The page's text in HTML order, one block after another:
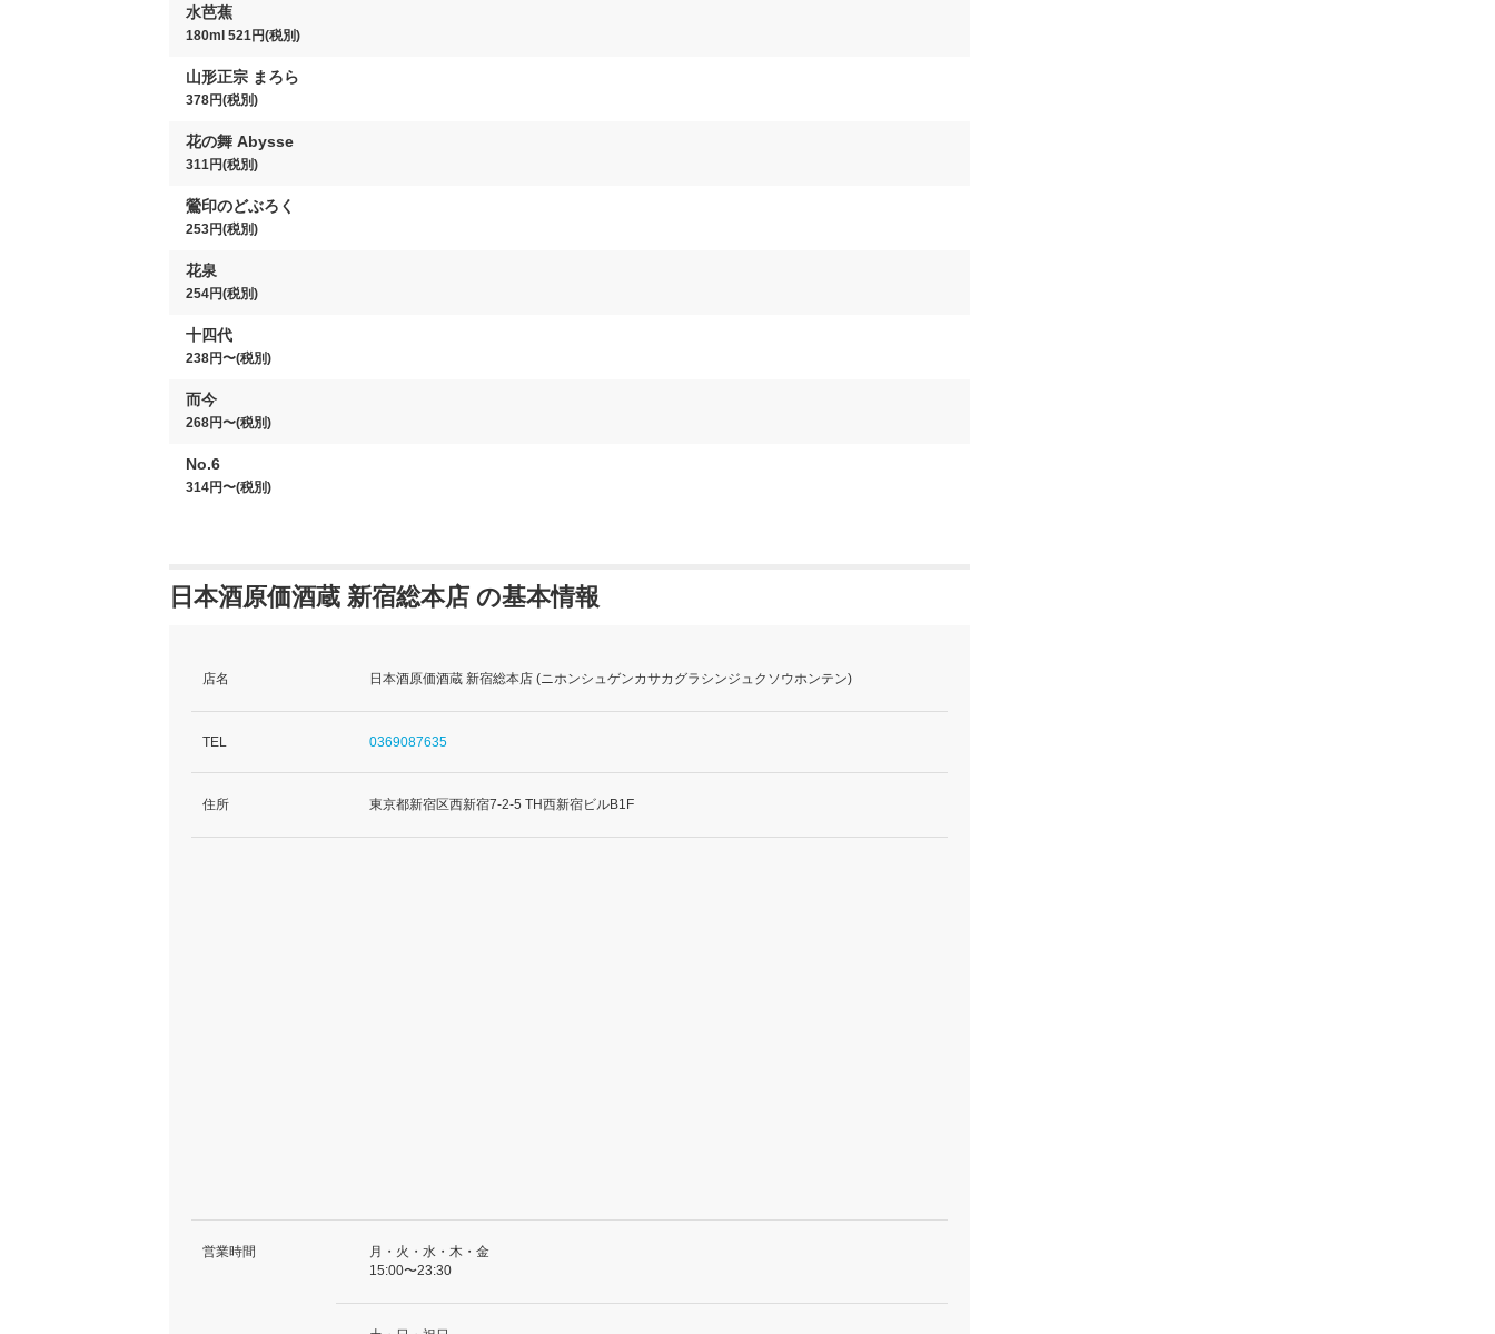
水芭蕉
180ml 521円(税別)
山形正宗 まろら
378円(税別)
花の舞 Abysse
311円(税別)
鶯印のどぶろく
253円(税別)
花泉
254円(税別)
十四代
238円〜(税別)
而今
268円〜(税別)
No.6
314円〜(税別)
日本酒原価酒蔵 新宿総本店 の基本情報
店名 日本酒原価酒蔵 新宿総本店 (ニホンシュゲンカサカグラシンジュクソウホンテン)
TEL 0369087635
住所 東京都新宿区西新宿7-2-5 TH西新宿ビルB1F
営業時間
月・火・水・木・金
15:00〜23:30